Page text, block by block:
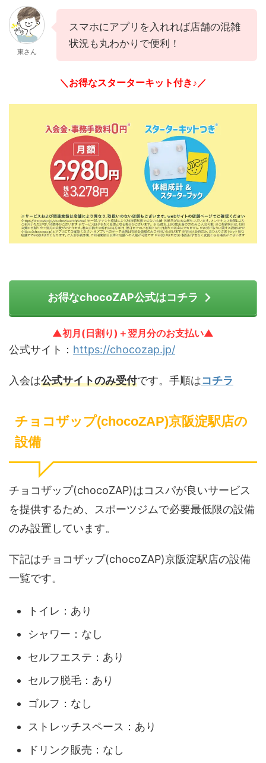
東さん
スマホにアプリを入れれば店舗の混雑
状況も丸わかりで便利！
＼お得なスターターキット付き♪／
お得なchocoZAP公式はコチラ
▲初月(日割り)＋翌月分のお支払い▲
公式サイト： https://chocozap.jp/
入会は公式サイトのみ受付です。手順はコチラ
チョコザップ(chocoZAP)京阪淀駅店の
設備
チョコザップ(chocoZAP)はコスパが良いサービス
を提供するため、スポーツジムで必要最低限の設備
のみ設置しています。
下記はチョコザップ(chocoZAP)京阪淀駅店の設備
一覧です。
トイレ：あり
シャワー：なし
セルフエステ：あり
セルフ脱毛：あり
ゴルフ：なし
ストレッチスペース：あり
ドリンク販売：なし